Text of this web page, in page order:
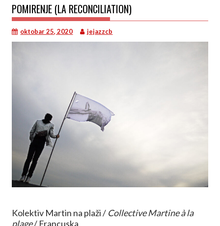
POMIRENJE (LA RECONCILIATION)
oktobar 25, 2020 jejazzcb
Kolektiv Martin na plaži / Collective Martine à la
plage/ Francuska